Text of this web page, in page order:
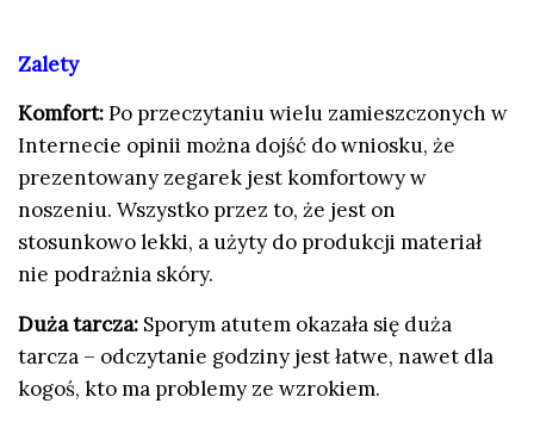
Zalety
Komfort:Po przeczytaniu wielu zamieszczonych w
Internecie opinii można dojść do wniosku, że
prezentowany zegarek jest komfortowy w
noszeniu. Wszystko przez to, że jest on
stosunkowo lekki, a użyty do produkcji materiał
nie podrażnia skóry.
Duża tarcza: Sporym atutem okazała się duża
tarcza – odczytanie godziny jest łatwe, nawet dla
kogoś, kto ma problemy ze wzrokiem.